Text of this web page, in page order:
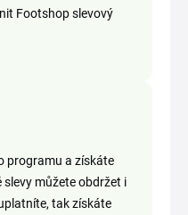
Footshop slevový
programu a získáte
slevy můžete obdržet i
tak získáte